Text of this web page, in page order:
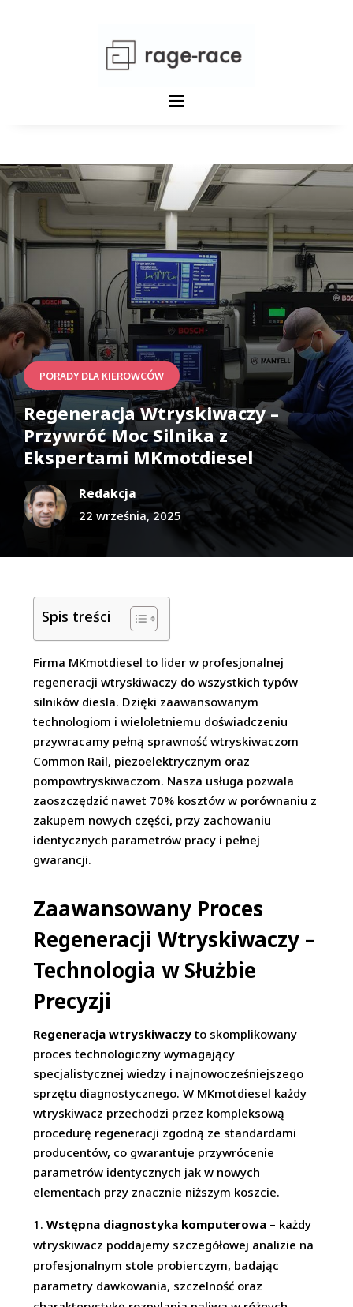
PORADY DLA KIEROWCÓW
Regeneracja Wtryskiwaczy –
Przywróć Moc Silnika z
Ekspertami MKmotdiesel
Redakcja
22 września, 2025
Spis treści
Firma MKmotdiesel to lider w profesjonalnej
regeneracji wtryskiwaczy do wszystkich typów
silników diesla. Dzięki zaawansowanym
technologiom i wieloletniemu doświadczeniu
przywracamy pełną sprawność wtryskiwaczom
Common Rail, piezoelektrycznym oraz
pompowtryskiwaczom. Nasza usługa pozwala
zaoszczędzić nawet 70% kosztów w porównaniu z
zakupem nowych części, przy zachowaniu
identycznych parametrów pracy i pełnej
gwarancji.
Zaawansowany Proces
Regeneracji Wtryskiwaczy –
Technologia w Służbie
Precyzji
Regeneracja wtryskiwaczy to skomplikowany
proces technologiczny wymagający
specjalistycznej wiedzy i najnowocześniejszego
sprzętu diagnostycznego. W MKmotdiesel każdy
wtryskiwacz przechodzi przez kompleksową
procedurę regeneracji zgodną ze standardami
producentów, co gwarantuje przywrócenie
parametrów identycznych jak w nowych
elementach przy znacznie niższym koszcie.
Wstępna diagnostyka komputerowa – każdy
wtryskiwacz poddajemy szczegółowej analizie na
profesjonalnym stole probierczym, badając
parametry dawkowania, szczelność oraz